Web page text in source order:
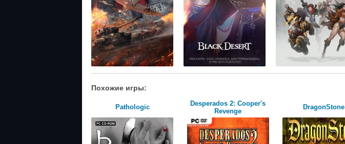
Похожие игры:
Pathologic
Desperados 2: Cooper's
Revenge
DragonStone